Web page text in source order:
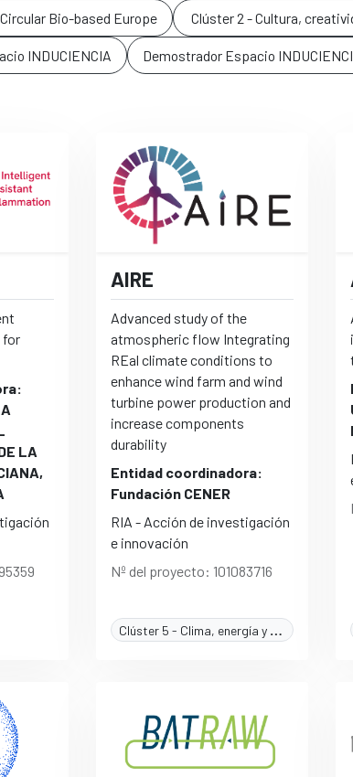
Bio-based Europe Clúster 2 - Cultura,
INDUCIENCIA Demostrador Espacio
for
LA
AIRE
Advanced study of the
atmospheric flow Integrating
REal climate conditions to
enhance wind farm and wind
turbine power production and
increase components
durability
Entidad coordinadora:
Fundación CENER
RIA - Acción de investigación
e innovación
Nº del proyecto: 101083716
Clúster 5 - Clima, energía y movilidad